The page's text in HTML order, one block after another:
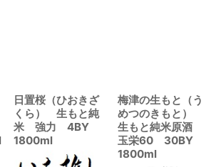
日置桜（ひおきざ
くら） 生もと純
米 強力 4BY
1800ml
梅津の生もと（う
めつのきもと）
生もと純米原酒
玉栄60 30BY
1800ml